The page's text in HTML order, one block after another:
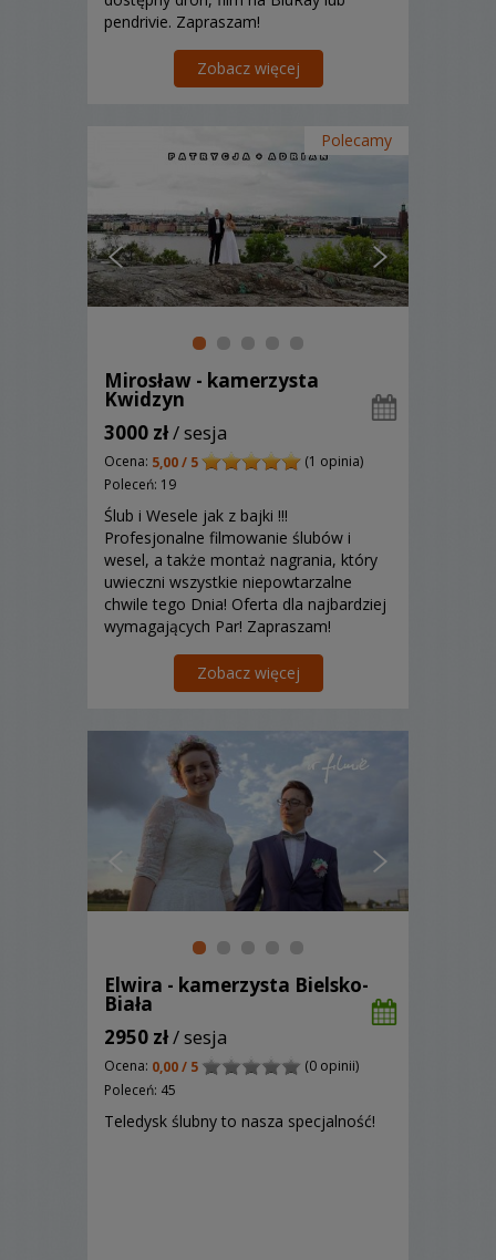
pendrivie. Zapraszam!
Zobacz więcej
Polecamy
Mirosław - kamerzysta
Kwidzyn
3000 zł/ sesja
Ocena: 5,00 / 5
(1 opinia)
Poleceń: 19
Ślub i Wesele jak z bajki !!!
Profesjonalne filmowanie ślubów i
wesel, a także montaż nagrania, który
uwieczni wszystkie niepowtarzalne
chwile tego Dnia! Oferta dla najbardziej
wymagających Par! Zapraszam!
Zobacz więcej
Elwira - kamerzysta Bielsko-
Biała
2950 zł/ sesja
Ocena: 0,00 / 5
(0 opinii)
Poleceń: 45
Teledysk ślubny to nasza specjalność!